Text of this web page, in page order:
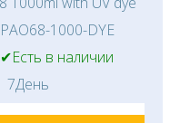
PAO68-1000-DYE
✔Есть в наличии
7День